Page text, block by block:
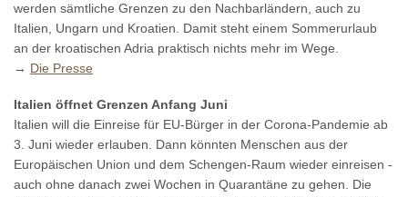
werden sämtliche Grenzen zu den Nachbarländern, auch zu
Italien, Ungarn und Kroatien. Damit steht einem Sommerurlaub
an der kroatischen Adria praktisch nichts mehr im Wege.
→ Die Presse
Italien öffnet Grenzen Anfang Juni
Italien will die Einreise für EU-Bürger in der Corona-Pandemie ab
3. Juni wieder erlauben. Dann könnten Menschen aus der
Europäischen Union und dem Schengen-Raum wieder einreisen -
auch ohne danach zwei Wochen in Quarantäne zu gehen. Die